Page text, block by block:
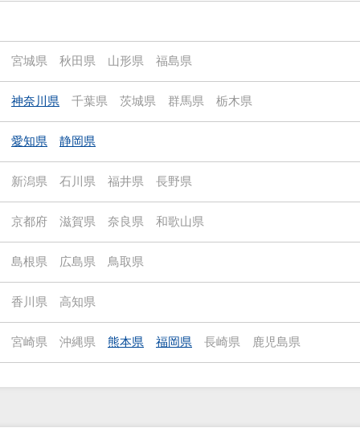
宮城県 秋田県 山形県 福島県
神奈川県 千葉県 茨城県 群馬県 栃木県
愛知県 静岡県
新潟県 石川県 福井県 長野県
京都府 滋賀県 奈良県 和歌山県
島根県 広島県 鳥取県
香川県 高知県
宮崎県 沖縄県 熊本県 福岡県 長崎県 鹿児島県